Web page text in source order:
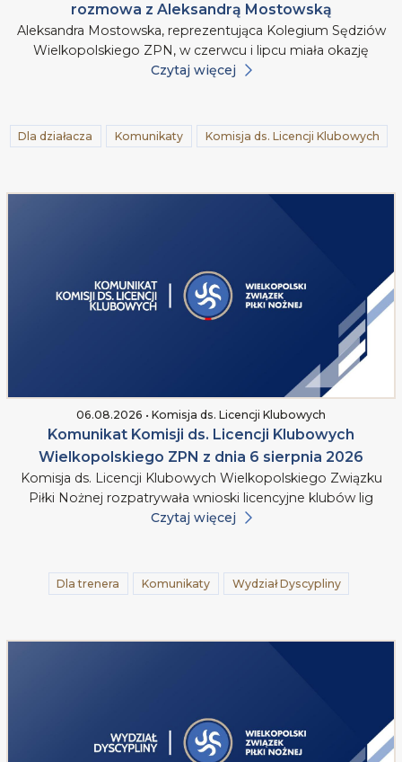
rozmowa z Aleksandrą Mostowską
Aleksandra Mostowska, reprezentująca Kolegium Sędziów
Wielkopolskiego ZPN, w czerwcu i lipcu miała okazję
Czytaj więcej
Dla działacza Komunikaty Komisja ds. Licencji Klubowych
06.08.2026 • Komisja ds. Licencji Klubowych
Komunikat Komisji ds. Licencji Klubowych
Wielkopolskiego ZPN z dnia 6 sierpnia 2026
Komisja ds. Licencji Klubowych Wielkopolskiego Związku
Piłki Nożnej rozpatrywała wnioski licencyjne klubów lig
Czytaj więcej
Dla trenera Komunikaty Wydział Dyscypliny